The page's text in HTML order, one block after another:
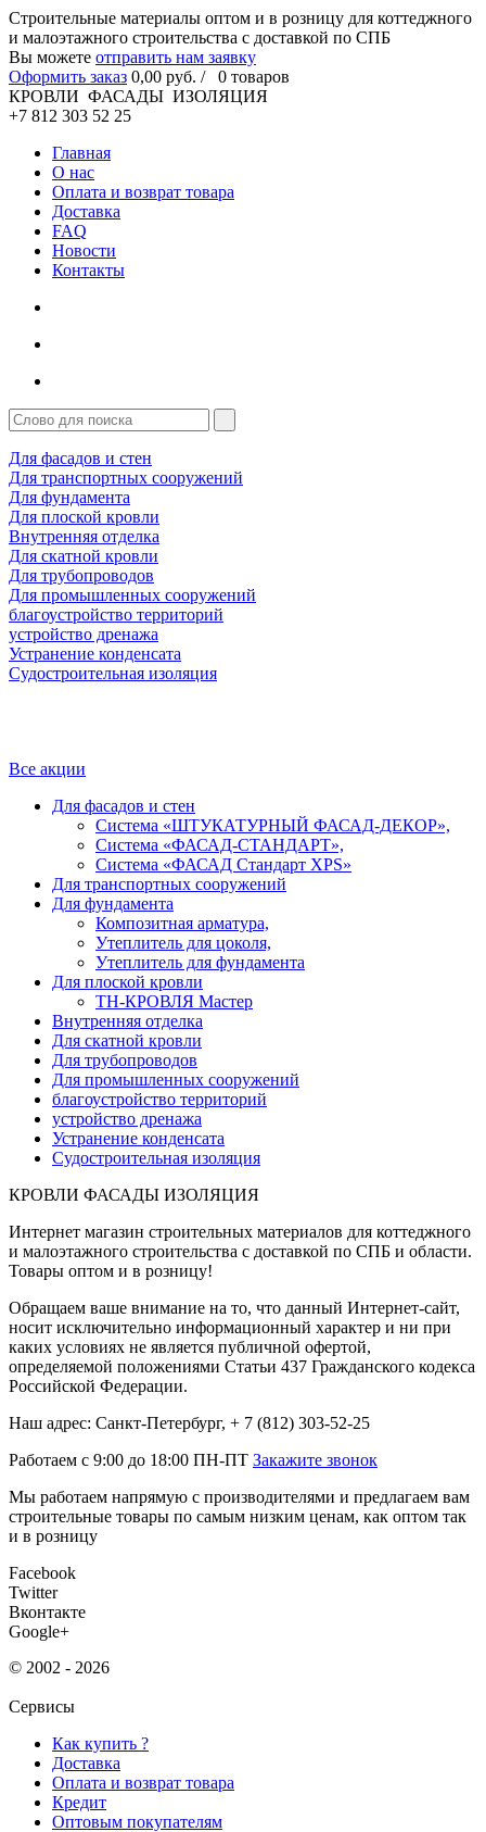
Cтроительные материалы оптом и в розницу для коттеджного
и малоэтажного строительства с доставкой по СПБ
Вы можете отправить нам заявку
Оформить заказ 0,00 руб. / 0 товаров
КРОВЛИ ФАСАДЫ ИЗОЛЯЦИЯ
+7 812 303 52 25
Главная
О нас
Оплата и возврат товара
Доставка
FAQ
Новости
Контакты
Для фасадов и стен
Для транспортных сооружений
Для фундамента
Для плоской кровли
Внутренняя отделка
Для скатной кровли
Для трубопроводов
Для промышленных сооружений
благоустройство территорий
устройство дренажа
Устранение конденсата
Судостроительная изоляция
Все акции
Для фасадов и стен
Система «ШТУКАТУРНЫЙ ФАСАД-ДЕКОР»,
Система «ФАСАД-СТАНДАРТ»,
Система «ФАСАД Стандарт XPS»
Для транспортных сооружений
Для фундамента
Композитная арматура,
Утеплитель для цоколя,
Утеплитель для фундамента
Для плоской кровли
ТН-КРОВЛЯ Мастер
Внутренняя отделка
Для скатной кровли
Для трубопроводов
Для промышленных сооружений
благоустройство территорий
устройство дренажа
Устранение конденсата
Судостроительная изоляция
КРОВЛИ ФАСАДЫ ИЗОЛЯЦИЯ
Интернет магазин строительных материалов для коттеджного
и малоэтажного строительства с доставкой по СПБ и области.
Товары оптом и в розницу!
Обращаем ваше внимание на то, что данный Интернет-сайт,
носит исключительно информационный характер и ни при
каких условиях не является публичной офертой,
определяемой положениями Статьи 437 Гражданского кодекса
Российской Федерации.
Наш адрес: Санкт-Петербург, + 7 (812) 303-52-25
Работаем с 9:00 до 18:00 ПН-ПТ Закажите звонок
Мы работаем напрямую с производителями и предлагаем вам
строительные товары по самым низким ценам, как оптом так
и в розницу
Facebook
Twitter
Вконтакте
Google+
© 2002 - 2026
Сервисы
Как купить ?
Доставка
Оплата и возврат товара
Кредит
Оптовым покупателям